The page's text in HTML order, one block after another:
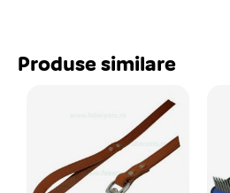
Produse similare